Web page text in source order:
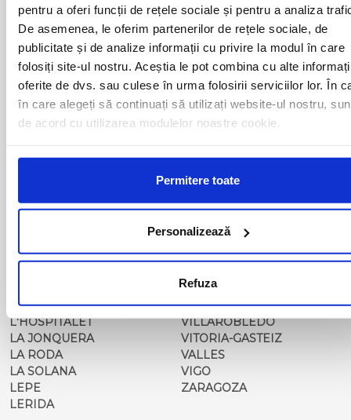
pentru a oferi funcții de rețele sociale și pentru a analiza
De asemenea, le oferim partenerilor de rețele sociale, de
publicitate și de analize informații cu privire la modul în care
folosiți site-ul nostru. Aceștia le pot combina cu alte
oferite de dvs. sau culese în urma folosirii serviciilor lor. În
în care alegeți să continuați să utilizați website-ul nostru,
de acord cu utilizarea modulelor noastre cookie.
Permitere toate
Personalizează
Refuza
EL ROCIO
ELCHE
FIGUERAS
FRAGA
FUENTE EL OLMO DE
FUENTIDUENA
GIBRALEON
GIRONA
GUADALAJARA
HONRUBIA
HUELVA 1
JATIVA
L'HOSPITALET
LA JONQUERA
LA RODA
LA SOLANA
LEPE
LERIDA
SALOU
SAN CLEMENTE
SEGOVIA
SEVILLA
SAN SEBASTIAN
SANTANDER
SANTIAGO DE
COMPOSTELA
TARRAGONA
TOMELLOSO
UBEDA
VALDEPENAS
VALENCIA
VELEZ MALAGA
VERA
VILLAROBLEDO
VITORIA-GASTEIZ
VALLES
VIGO
ZARAGOZA